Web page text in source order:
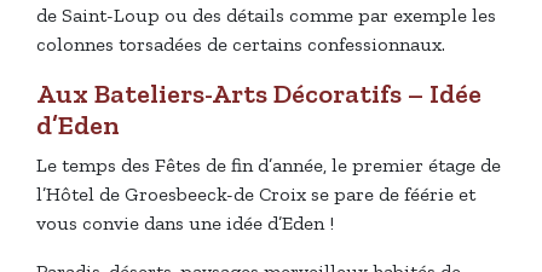
de Saint-Loup ou des détails comme par exemple les
colonnes torsadées de certains confessionnaux.
Aux Bateliers-Arts Décoratifs – Idée
d’Eden
Le temps des Fêtes de fin d’année, le premier étage de
l’Hôtel de Groesbeeck-de Croix se pare de féérie et
vous convie dans une idée d’Eden !